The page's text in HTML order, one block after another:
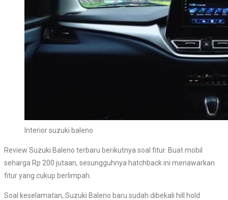
Interior suzuki baleno
Review Suzuki Baleno terbaru berikutnya soal fitur. Buat mobil
seharga Rp 200 jutaan, sesungguhnya hatchback ini menawarkan
fitur yang cukup berlimpah.
Soal keselamatan, Suzuki Baleno baru sudah dibekali hill hold